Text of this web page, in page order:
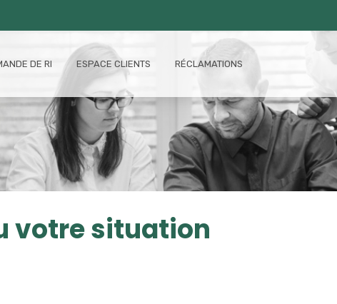
DE RI ESPACE CLIENTS RÉCLAMATIONS
votre situation